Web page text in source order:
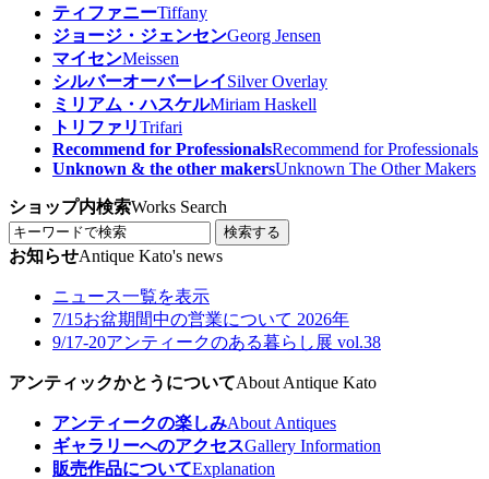
ティファニーTiffany
ジョージ・ジェンセンGeorg Jensen
マイセンMeissen
シルバーオーバーレイSilver Overlay
ミリアム・ハスケルMiriam Haskell
トリファリTrifari
Recommend for ProfessionalsRecommend for Professionals
Unknown & the other makersUnknown The Other Makers
ショップ内検索Works Search
検索する
お知らせAntique Kato's news
ニュース一覧を表示
7/15お盆期間中の営業について 2026年
9/17-20アンティークのある暮らし展 vol.38
アンティックかとうについてAbout Antique Kato
アンティークの楽しみAbout Antiques
ギャラリーへのアクセスGallery Information
販売作品についてExplanation